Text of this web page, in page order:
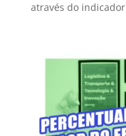
através do